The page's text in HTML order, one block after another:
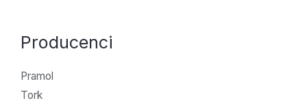
Producenci
Pramol
Tork